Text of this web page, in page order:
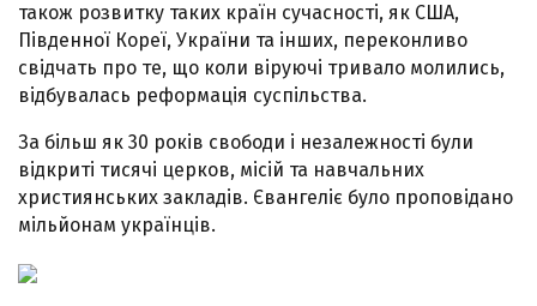
також розвитку таких країн сучасності, як США,
Південної Кореї, України та інших, переконливо
свідчать про те, що коли віруючі тривало молились,
відбувалась реформація суспільства.
За більш як 30 років свободи і незалежності були
відкриті тисячі церков, місій та навчальних
християнських закладів. Євангеліє було проповідано
мільйонам українців.